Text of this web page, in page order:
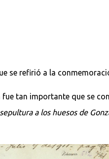
se refirió a la
tan importante que se
a los huesos de